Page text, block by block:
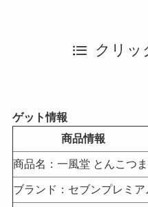
クリッ
ゲット情報
商品情報
商品名：一風堂 とんこつ
ブランド：セブンプレミア